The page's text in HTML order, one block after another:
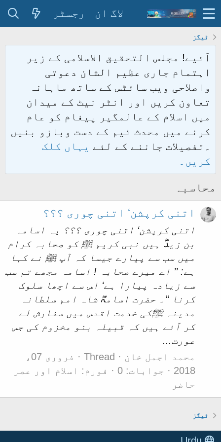
لاگ ان رجسٹر
ٹیگز
آئیے! مجلس التحقیق الاسلامی کے زیر
اہتمام جاری عظیم الشان دعوتی
واصلاحی ویب سائٹس کے ساتھ ماہانہ
تعاون کریں اور انٹر نیٹ کے میدان
میں اسلام کے عالمگیر پیغام کو عام
کرنے میں محدث ٹیم کے دست وبازو بنیں
۔تفصیلات جاننے کے لئے یہاں کلک
کریں۔
محاسبہ
اتنی کرپشن‘ اتنی چوری ؟؟؟
اتنی کرپشن‘ اتنی چوری ؟؟؟ یہ اسامہ
بن زیدؓ ہیں نبی کریم ﷺ کو صحابہ کرام
میں سب سے پیارے جیسا کہ آپ ﷺ نے کہا
ہے: ’’ اے میرے صحابہ ! اسامہ مجھے تم سب
سے زیادہ پیارا ہے‘ اس سے اچھا سلوک
کرنا ‘‘۔ حضرت اسامہؓ شاہ امم سلطانہ
مدینہ ﷺکی خدمت اقدس میں سفارش لے
کر آئے ہیں کہ قبیلہ بنو مخزوم کی جس
عورت...
محمد اجمل خان
Thread
فروری 07،
2018
جوابات: 0 فورم: اسلام اور عصر
حاضر
ٹیگز